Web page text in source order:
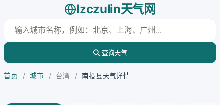
lzczulin天气网
查询天气
首页 / 城市 / 台湾 / 南投县天气详情